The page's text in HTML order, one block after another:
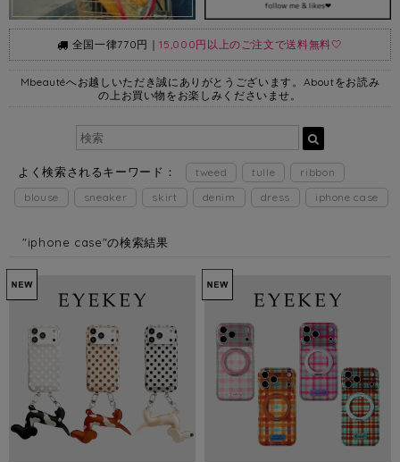
全国一律770円｜15,000円以上のご注文で送料無料🤍
Mbeautéへお越しいただき誠にありがとうございます。Aboutをお読み
の上お買い物をお楽しみくださいませ。
よく検索されるキーワード： tweed tulle
ribbon
blouse
sneaker skirt denim dress iphone case
"iphone case"の検索結果